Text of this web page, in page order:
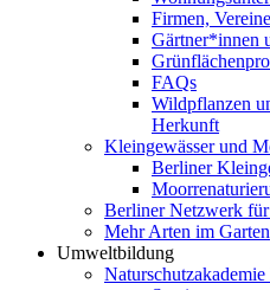
Firmen,
Gärtner*innen
FAQs
Wildpflanzen
Herkunft
Kleingewässer und
Berliner
Berliner Netzwerk
Mehr Arten im Garten
Umweltbildung